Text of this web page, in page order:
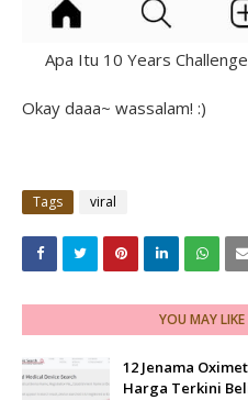
Apa Itu 10 Years
Okay daaa~ wassalam! :)
Tags viral
YOU MAY
12 Jenama
Harga Terkini